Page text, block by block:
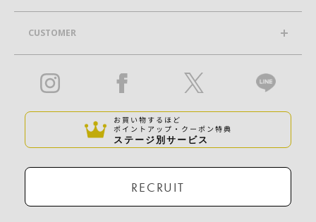
CUSTOMER
お買い物するほど
ポイントアップ・クーポン特典
ステージ別サービス
RECRUIT